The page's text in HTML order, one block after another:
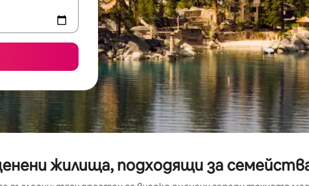
жилища, подходящи за